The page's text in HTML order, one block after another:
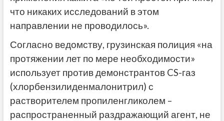
что никаких исследований в этом
направлении не проводилось».
Согласно ведомству, грузинская полиция «на
протяжении лет по мере необходимости»
использует против демонстрантов CS-газ
(хлорбензилиденмалонитрил) с
растворителем пропиленгликолем –
распространенный раздражающий агент, не